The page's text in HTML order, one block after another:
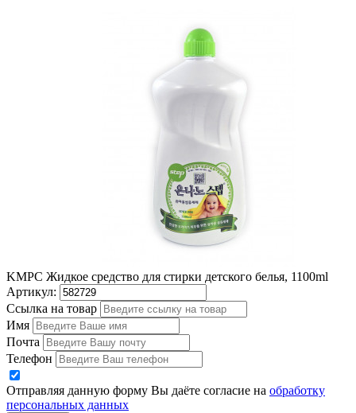
KMPC Жидкое средство для стирки детского белья, 1100ml
Артикул:
Ссылка на товар
Имя
Почта
Телефон
Отправляя данную форму Вы даёте согласие на обработку
персональных данных